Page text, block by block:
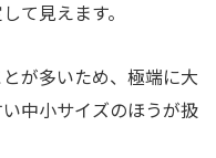
て見えます。
が多いため、極端に大
中小サイズのほうが扱